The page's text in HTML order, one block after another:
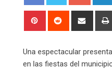
Pinterest Reddit
Share
Una espectacular
en las fiestas del